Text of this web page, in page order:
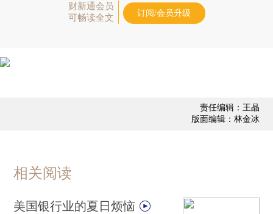
财新通会员
可畅读全文
订阅/会员升级
责任编辑：王晶
版面编辑：林金冰
相关阅读
美国银行业的夏日烦恼